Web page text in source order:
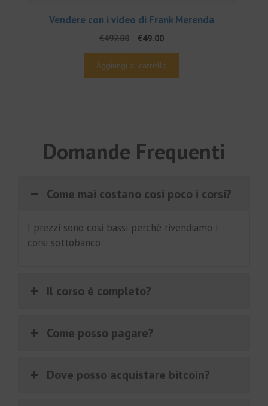
Vendere con i video di Frank Merenda
€497.00
Il
prezzo
originale
€49.00Il
prezzo
attuale
Aggiungi al carrello
Domande Frequenti
Come mai costano cosi poco i corsi?
I prezzi sono cosi bassi perchè rivendiamo i
corsi sottobanco
Il corso è completo?
Come posso pagare?
Dove posso acquistare bitcoin?